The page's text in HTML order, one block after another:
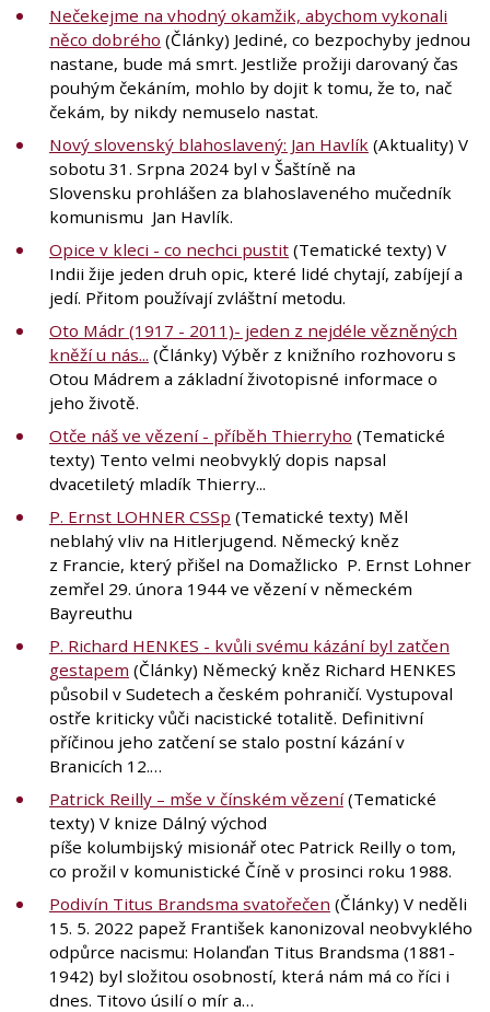
Nečekejme na vhodný okamžik, abychom vykonali
něco dobrého (Články) Jediné, co bezpochyby jednou
nastane, bude má smrt. Jestliže prožiji darovaný čas
pouhým čekáním, mohlo by dojit k tomu, že to, nač
čekám, by nikdy nemuselo nastat.
Nový slovenský blahoslavený: Jan Havlík (Aktuality) V
sobotu 31. Srpna 2024 byl v Šaštíně na
Slovensku prohlášen za blahoslaveného mučedník
komunismu Jan Havlík.
Opice v kleci - co nechci pustit (Tematické texty) V
Indii žije jeden druh opic, které lidé chytají, zabíjejí a
jedí. Přitom používají zvláštní metodu.
Oto Mádr (1917 - 2011)- jeden z nejdéle vězněných
kněží u nás... (Články) Výběr z knižního rozhovoru s
Otou Mádrem a základní životopisné informace o
jeho životě.
Otče náš ve vězení - příběh Thierryho (Tematické
texty) Tento velmi neobvyklý dopis napsal
dvacetiletý mladík Thierry...
P. Ernst LOHNER CSSp (Tematické texty) Měl
neblahý vliv na Hitlerjugend. Německý kněz
z Francie, který přišel na Domažlicko P. Ernst Lohner
zemřel 29. února 1944 ve vězení v německém
Bayreuthu
P. Richard HENKES - kvůli svému kázání byl zatčen
gestapem (Články) Německý kněz Richard HENKES
působil v Sudetech a českém pohraničí. Vystupoval
ostře kriticky vůči nacistické totalitě. Definitivní
příčinou jeho zatčení se stalo postní kázání v
Branicích 12.…
Patrick Reilly – mše v čínském vězení(Tematické
texty) V knize Dálný východ
píše kolumbijský misionář otec Patrick Reilly o tom,
co prožil v komunistické Číně v prosinci roku 1988.
Podivín Titus Brandsma svatořečen (Články) V neděli
15. 5. 2022 papež František kanonizoval neobvyklého
odpůrce nacismu: Holanďan Titus Brandsma (1881-
1942) byl složitou osobností, která nám má co říci i
dnes. Titovo úsilí o mír a…